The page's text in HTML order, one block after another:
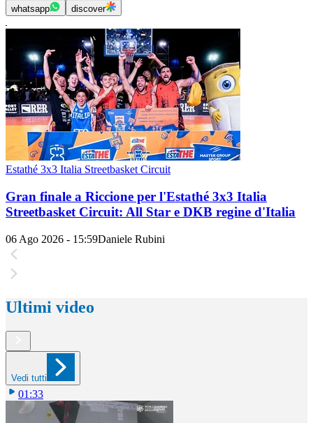
whatsapp discover
Estathé 3x3 Italia Streetbasket Circuit
Gran finale a Riccione per l'Estathé 3x3 Italia
Streetbasket Circuit: All Star e DKB regine d'Italia
06 Ago 2026 - 15:59Daniele Rubini
Ultimi video
Vedi tutti
01:33